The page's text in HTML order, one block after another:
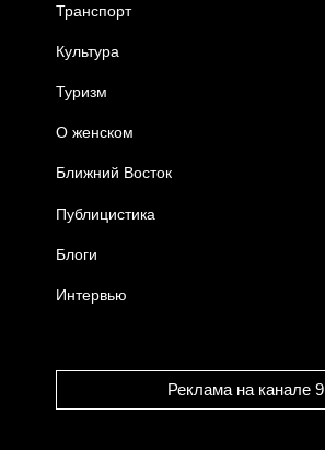
Транспорт
Культура
Туризм
О женском
Ближний Восток
Публицистика
Блоги
Интервью
Реклама на канале 9